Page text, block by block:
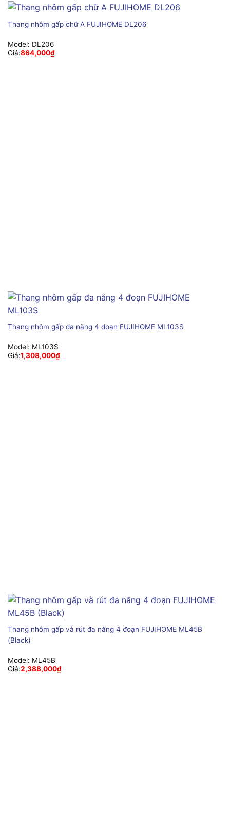
Thang nhôm gấp chữ A FUJIHOME DL206
Model: DL206
Giá:864,000₫
Thang nhôm gấp đa năng 4 đoạn FUJIHOME ML103S
Model: ML103S
Giá:1,308,000₫
Thang nhôm gấp và rút đa năng 4 đoạn FUJIHOME ML45B
(Black)
Model: ML45B
Giá:2,388,000₫